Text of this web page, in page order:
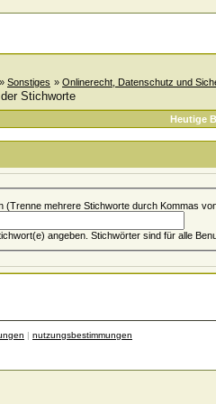
» Sonstiges » Onlinerecht, Datenschutz und
Stichworte
Heutige
(Trenne mehrere Stichworte durch Kommas
Du kannst bis zu 5 Stichwort(e) angeben. Stichwörter
| nutzungsbestimmungen